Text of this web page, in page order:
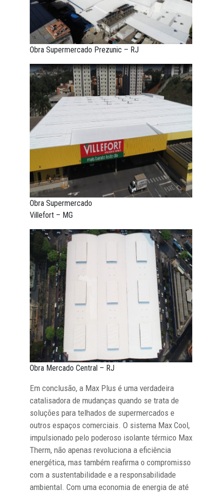
Obra Supermercado Prezunic – RJ
Obra Supermercado
Villefort – MG
Obra Mercado Central – RJ
Em conclusão, a Max Plus é uma verdadeira
catalisadora de mudanças quando se trata de
soluções para telhados de supermercados e
outros espaços comerciais. O sistema Max Cool,
impulsionado pelo poderoso isolante térmico Max
Therm, não apenas revoluciona a eficiência
energética, mas também reafirma o compromisso
com a sustentabilidade e a responsabilidade
ambiental. Com uma economia de energia de até